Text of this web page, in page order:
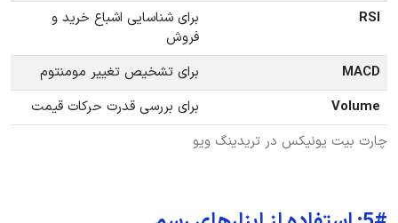
چارت بیت یونیکس در تریدینگ ویو
RSI
برای شناسایی اشباع خرید و
فروش
MACD
برای تشخیص تغییر مومنتوم
Volume
برای بررسی قدرت حرکات قیمت